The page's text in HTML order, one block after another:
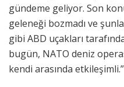
gündeme geliyor. Son
geleneği bozmadı ve
gibi ABD uçakları
bugün, NATO deniz
kendi arasında etkileşimli.”